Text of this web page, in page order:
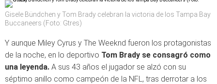
Gisele Bündchen y Tom Brady celebran la victoria de los Tampa Bay
Buccaneers (Foto: Gtres)
Y aunque Miley Cyrus y The Weeknd fueron los protagonistas
de la noche, en lo deportivo Tom Brady se consagró como
una leyenda. A sus 43 años el jugador se alzó con su
séptimo anillo como campeón de la NFL, tras derrotar a los